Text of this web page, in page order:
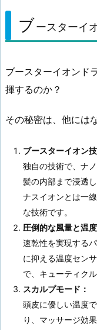
ブースターイ
ブースターイオンド
揮するのか？
その秘密は、他には
ブースターイオン技
独自の技術で、ナ
髪の内部まで浸透
ナスイオンとは一
な技術です。
圧倒的な風量と温
速乾性を実現する
に抑える温度セン
で、キューティク
スカルプモード：
頭皮に優しい温度
り、マッサージ効